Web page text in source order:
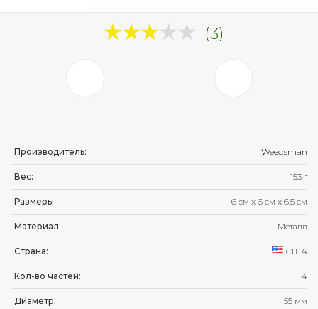
(3)
Производитель: Weedsman
Вес: 153 г
Размеры: 6 см x 6 см x 6.5 см
Материал: Металл
Страна: США
Кол-во частей: 4
Диаметр: 55 мм